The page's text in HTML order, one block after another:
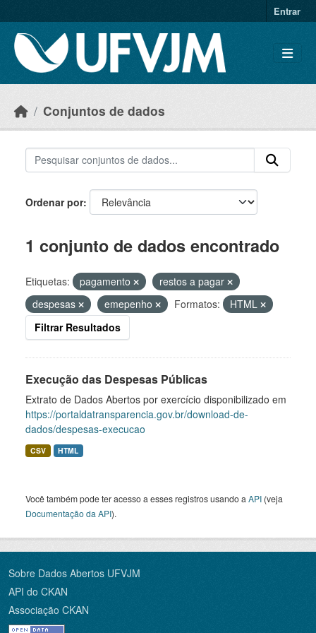
Entrar
Conjuntos de dados
Ordenar por
1 conjunto de dados encontrado
Etiquetas: pagamento
restos a pagar
despesas
emepenho Formatos:
HTML
Filtrar Resultados
Execução das Despesas Públicas
Extrato de Dados Abertos por exercício disponibilizado em
https://portaldatransparencia.gov.br/download-de-
dados/despesas-execucao
CSV HTML
Você também pode ter acesso a esses registros usando a API (veja
Documentação da API).
Sobre Dados Abertos UFVJM
API do CKAN
Associação CKAN